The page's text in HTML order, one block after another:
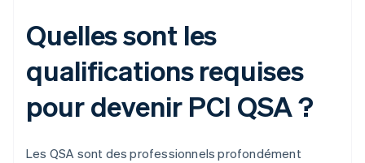
Quelles sont les
qualifications requises
pour devenir PCI QSA ?
Les QSA sont des professionnels profondément